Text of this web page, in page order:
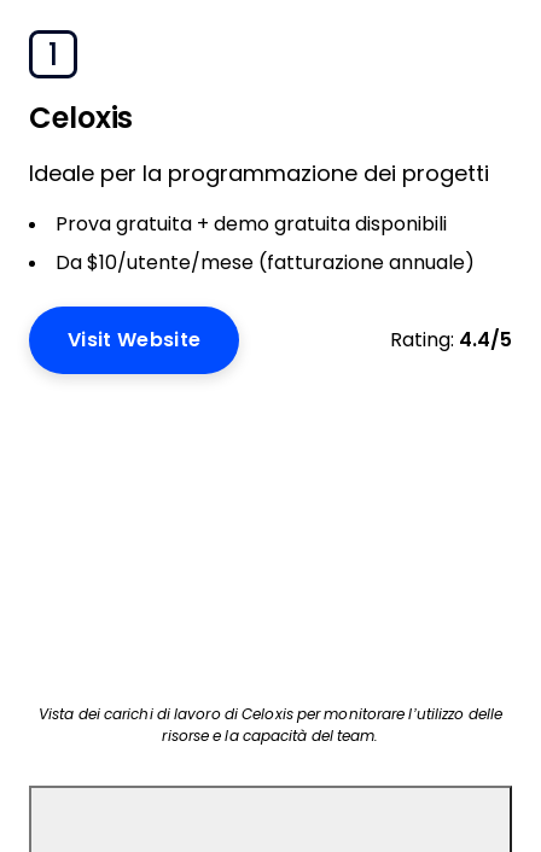
1
Celoxis
Ideale per la programmazione dei progetti
Prova gratuita + demo gratuita disponibili
Da $10/utente/mese (fatturazione annuale)
Visit Website Rating: 4.4/5
Vista dei carichi di lavoro di Celoxis per monitorare l’utilizzo delle
risorse e la capacità del team.